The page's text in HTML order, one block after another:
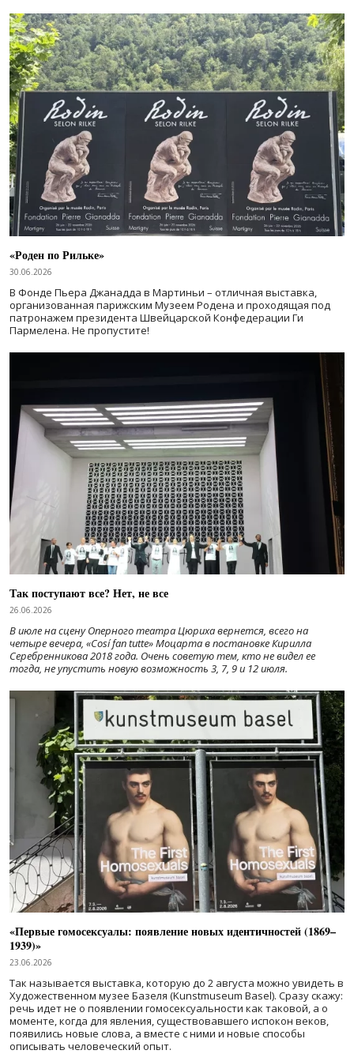
«Роден по Рильке»
30.06.2026
В Фонде Пьера Джанадда в Мартиньи – отличная выставка,
организованная парижским Музеем Родена и проходящая под
патронажем президента Швейцарской Конфедерации Ги
Пармелена. Не пропустите!
Так поступают все? Нет, не все
26.06.2026
В июле на сцену Оперного театра Цюриха вернется, всего на
четыре вечера, «Cosí fan tutte» Моцарта в постановке Кирилла
Серебренникова 2018 года. Очень советую тем, кто не видел ее
тогда, не упустить новую возможность 3, 7, 9 и 12 июля.
«Первые гомосексуалы: появление новых идентичностей (1869–
1939)»
23.06.2026
Так называется выставка, которую до 2 августа можно увидеть в
Художественном музее Базеля (Kunstmuseum Basel). Сразу скажу:
речь идет не о появлении гомосексуальности как таковой, а о
моменте, когда для явления, существовавшего испокон веков,
появились новые слова, а вместе с ними и новые способы
описывать человеческий опыт.